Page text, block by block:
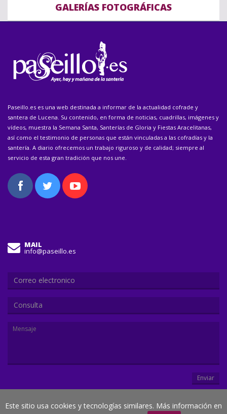
Este sitio usa cookies y tecnologías similares. Más información en
GALERÍAS FOTOGRÁFICAS
Paseillo.es es una web destinada a informar de la actualidad cofrade y
santera de Lucena. Su contenido, en forma de noticias, cuadrillas, imágenes y
vídeos, muestra la Semana Santa, Santerías de Gloria y Fiestas Aracelitanas,
así como el testimonio de personas que están vinculadas a las cofradías y la
santería. A diario ofrecemos un trabajo riguroso y de calidad; siempre al
servicio de esta gran tradición que nos une.
MAIL
info@paseillo.es
Consulta
Enviar
© Paseillo.es